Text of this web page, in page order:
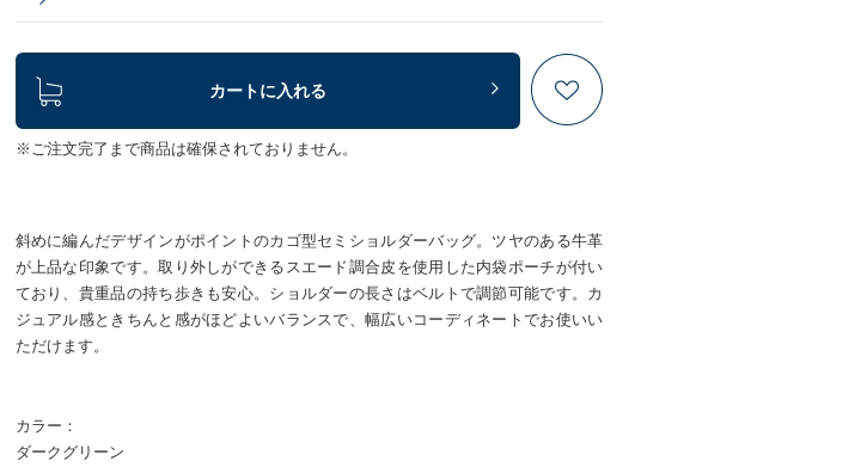
カートに入れる
※ご注文完了まで商品は確保されておりません。
斜めに編んだデザインがポイントのカゴ型セミショルダーバッグ。ツヤのある牛革
が上品な印象です。取り外しができるスエード調合皮を使用した内袋ポーチが付い
ており、貴重品の持ち歩きも安心。ショルダーの長さはベルトで調節可能です。カ
ジュアル感ときちんと感がほどよいバランスで、幅広いコーディネートでお使いい
ただけます。
カラー：
ダークグリーン